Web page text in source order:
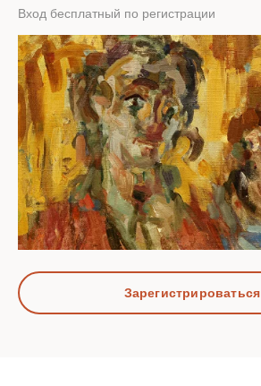
Вход бесплатный по регистрации
Зарегистрироваться